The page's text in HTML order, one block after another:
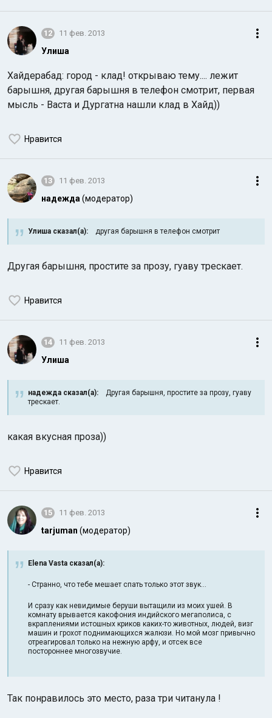
12 11 фев. 2013
Улиша
Хайдерабад: город - клад! открываю тему.... лежит
барышня, другая барышня в телефон смотрит, первая
мысль - Васта и Дургатна нашли клад в Хайд))
Нравится
13 11 фев. 2013
надежда (модератор)
Улиша сказал(а): другая барышня в телефон смотрит
Другая барышня, простите за прозу, гуаву трескает.
Нравится
14 11 фев. 2013
Улиша
надежда сказал(а): Другая барышня, простите за прозу, гуаву
трескает.
какая вкусная проза))
Нравится
15 11 фев. 2013
tarjuman (модератор)
Elena Vasta сказал(а):
- Странно, что тебе мешает спать только этот звук...
И сразу как невидимые беруши вытащили из моих ушей. В
комнату врывается какофония индийского мегаполиса, с
вкраплениями истошных криков каких-то животных, людей, визг
машин и грохот поднимающихся жалюзи. Но мой мозг привычно
отреагировал только на нежную арфу, и отсек все
постороннее многозвучие.
Так понравилось это место, раза три читанула !